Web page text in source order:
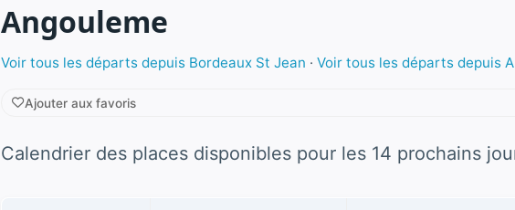
Angouleme
Voir tous les départs depuis Bordeaux St Jean · Voir tous les départs depuis
Ajouter aux favoris
Calendrier des places disponibles pour les 14 prochains